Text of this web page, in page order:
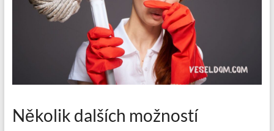
Několik dalších možností